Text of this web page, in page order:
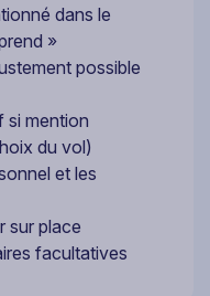
dans le
»
possible
si mention
du vol)
et les
sur place
facultatives